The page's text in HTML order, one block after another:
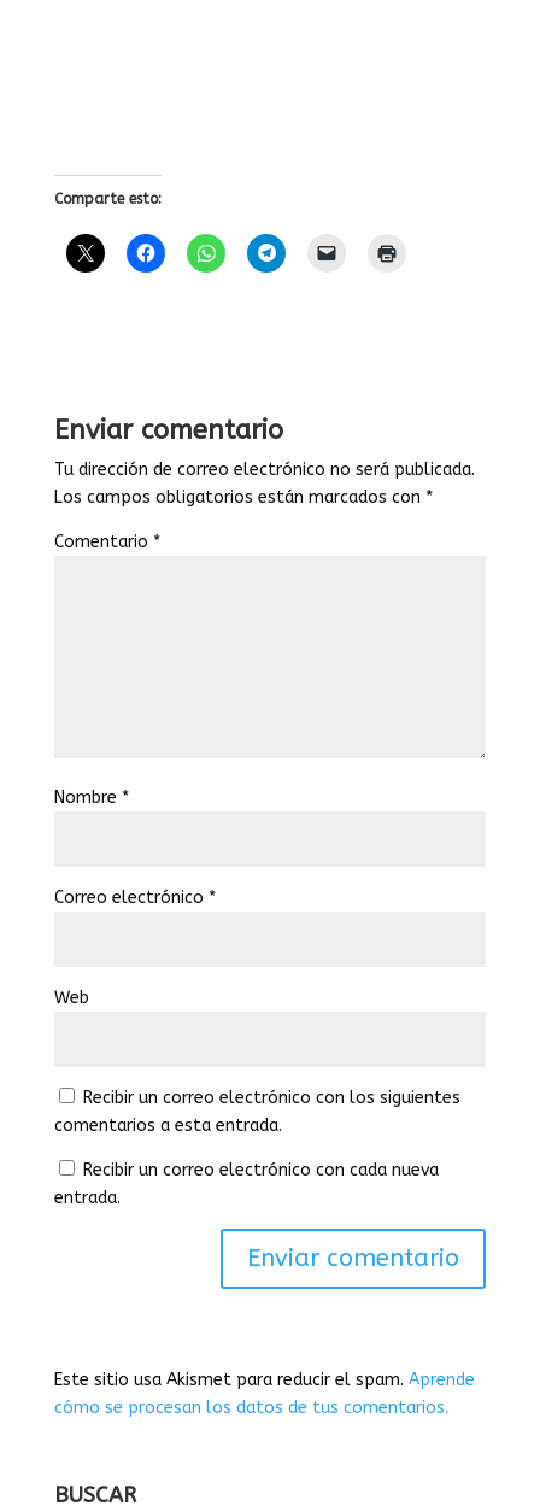
Comparte esto:
Enviar comentario
Tu dirección de correo electrónico no será publicada.
Los campos obligatorios están marcados con *
Comentario *
Nombre *
Correo electrónico *
Web
Recibir un correo electrónico con los siguientes
comentarios a esta entrada.
Recibir un correo electrónico con cada nueva
entrada.
Este sitio usa Akismet para reducir el spam. Aprende
cómo se procesan los datos de tus comentarios.
BUSCAR